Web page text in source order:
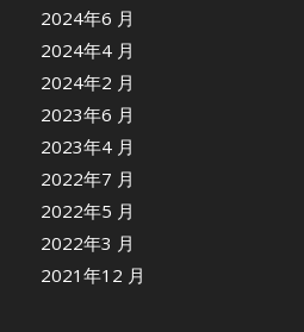
2024年6 月
2024年4 月
2024年2 月
2023年6 月
2023年4 月
2022年7 月
2022年5 月
2022年3 月
2021年12 月